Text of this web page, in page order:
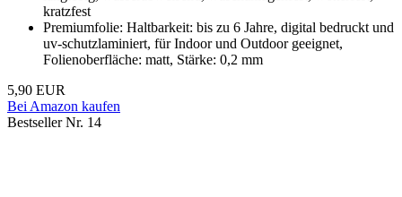
kratzfest
Premiumfolie: Haltbarkeit: bis zu 6 Jahre, digital bedruckt und
uv-schutzlaminiert, für Indoor und Outdoor geeignet,
Folienoberfläche: matt, Stärke: 0,2 mm
5,90 EUR
Bei Amazon kaufen
Bestseller Nr. 14